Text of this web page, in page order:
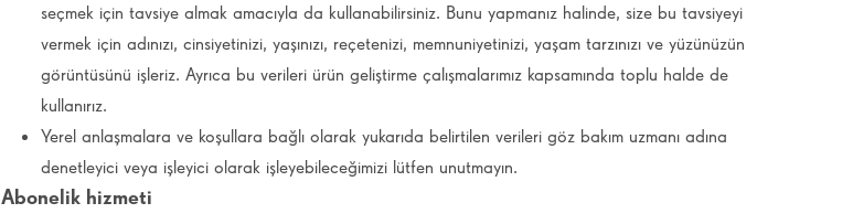
seçmek için tavsiye almak amacıyla da kullanabilirsiniz. Bunu yapmanız halinde, size bu tavsiyeyi
vermek için adınızı, cinsiyetinizi, yaşınızı, reçetenizi, memnuniyetinizi, yaşam tarzınızı ve yüzünüzün
görüntüsünü işleriz. Ayrıca bu verileri ürün geliştirme çalışmalarımız kapsamında toplu halde de
kullanırız.
Yerel anlaşmalara ve koşullara bağlı olarak yukarıda belirtilen verileri göz bakım uzmanı adına
denetleyici veya işleyici olarak işleyebileceğimizi lütfen unutmayın.
Abonelik hizmeti